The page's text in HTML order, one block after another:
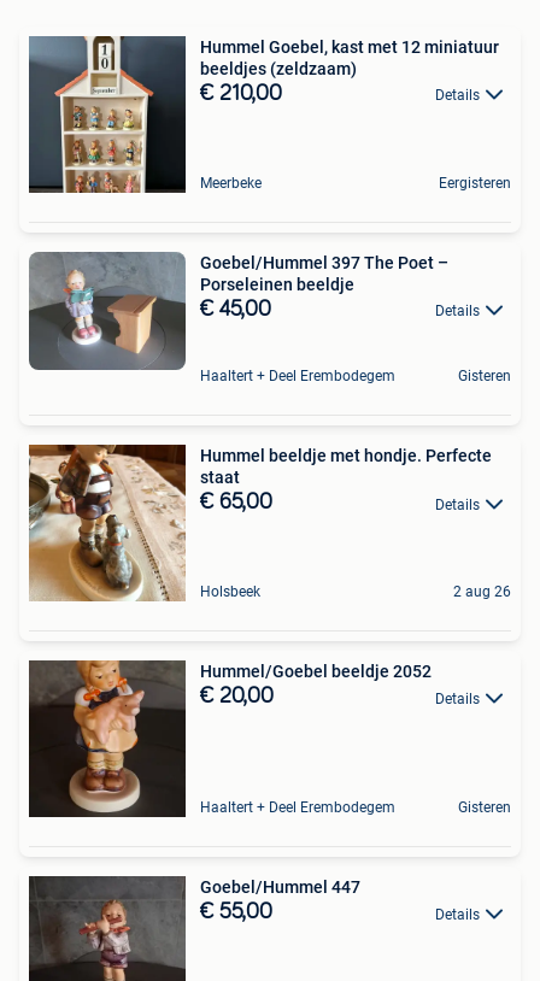
Hummel Goebel, kast met 12 miniatuur
beeldjes (zeldzaam)
€ 210,00 Details
Meerbeke Eergisteren
Goebel/Hummel 397 The Poet –
Porseleinen beeldje
€ 45,00 Details
Haaltert + Deel Erembodegem Gisteren
Hummel beeldje met hondje. Perfecte
staat
€ 65,00 Details
Holsbeek 2 aug 26
Hummel/Goebel beeldje 2052
€ 20,00 Details
Haaltert + Deel Erembodegem Gisteren
Goebel/Hummel 447
€ 55,00 Details